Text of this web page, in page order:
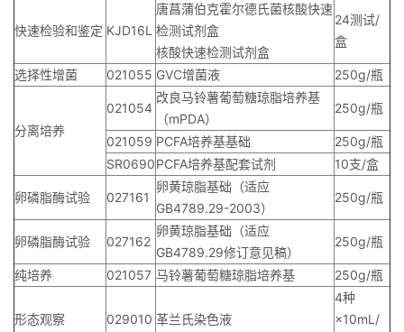
快速检验和鉴定 KJD16L
唐菖蒲伯克霍尔德氏菌核酸快速
检测试剂盒
核酸快速检测试剂盒
24测试/
盒
选择性增菌 021055 GVC增菌液 250g/瓶
分离培养
021054
改良马铃薯葡萄糖琼脂培养基
（mPDA）
250g/瓶
021059 PCFA培养基基础
250g/瓶
SR0690PCFA培养基配套试剂 10支/盒
卵磷脂酶试验 027161
卵黄琼脂基础（适应
GB4789.29-2003）
250g/瓶
卵磷脂酶试验 027162
卵黄琼脂基础（适应
GB4789.29修订意见稿）
250g/瓶
纯培养 021057 马铃薯葡萄糖琼脂培养基 250g/瓶
形态观察 029010 革兰氏染色液
4种
×10mL/